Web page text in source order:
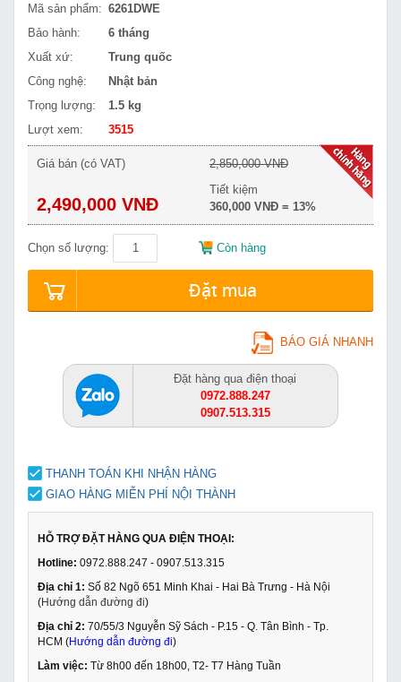
Mã sản phẩm: 6261DWE
Bảo hành:
6 tháng
Xuất xứ:
Trung quốc
Công nghệ:
Nhật bản
Trọng lượng:
1.5 kg
Lượt xem:
3515
Giá bán (có VAT)
2,490,000 VNĐ
2,850,000 VNĐ
Tiết kiệm
360,000 VNĐ = 13%
Chọn số lượng: Còn hàng
Đặt mua
BÁO GIÁ NHANH
Đặt hàng qua điện thoại
0972.888.247
0907.513.315
THANH TOÁN KHI NHẬN HÀNG
GIAO HÀNG MIỄN PHÍ NỘI THÀNH
HỖ TRỢ ĐẶT HÀNG QUA ĐIỆN THOẠI:
Hotline: 0972.888.247 - 0907.513.315
Địa chỉ 1: Số 82 Ngõ 651 Minh Khai - Hai Bà Trưng - Hà Nội
(Hướng dẫn đường đi)
Địa chỉ 2: 70/55/3 Nguyễn Sỹ Sách - P.15 - Q. Tân Bình - Tp.
HCM (Hướng dẫn đường đi)
Làm việc: Từ 8h00 đến 18h00, T2- T7 Hàng Tuần